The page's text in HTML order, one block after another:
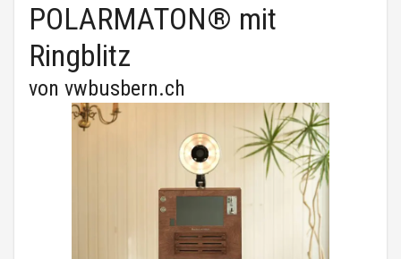
POLARMATON® mit
Ringblitz
von vwbusbern.ch